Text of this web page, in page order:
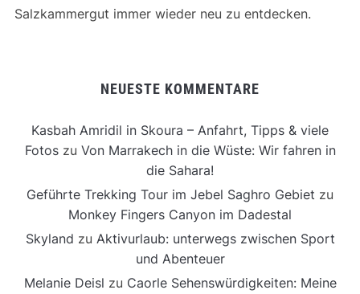
Salzkammergut immer wieder neu zu entdecken.
NEUESTE KOMMENTARE
Kasbah Amridil in Skoura – Anfahrt, Tipps & viele
Fotoszu Von Marrakech in die Wüste: Wir fahren in
die Sahara!
Geführte Trekking Tour im Jebel Saghro Gebiet zu
Monkey Fingers Canyon im Dadestal
Skyland zu Aktivurlaub: unterwegs zwischen Sport
und Abenteuer
Melanie Deisl zu Caorle Sehenswürdigkeiten: Meine